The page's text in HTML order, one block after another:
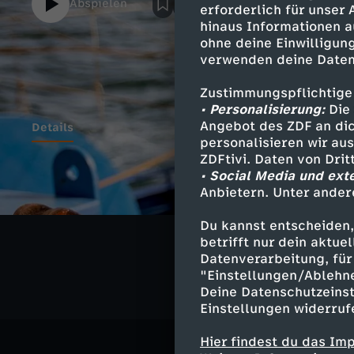
erforderlich für unser
hinaus Informationen
ohne deine
verwenden deine
• Personalisierung:Die
Angebot des ZDF an
personalisieren wir
ZDFtivi. Daten von
• Social Media und
Anbietern. Unter
Du kannst
betrifft nur dein
Datenverarbeitung,
"Einstellungen/
Deine
Einstellungen
Hier findest du das
Abspielen
Details
Ähnliche
Umwelt